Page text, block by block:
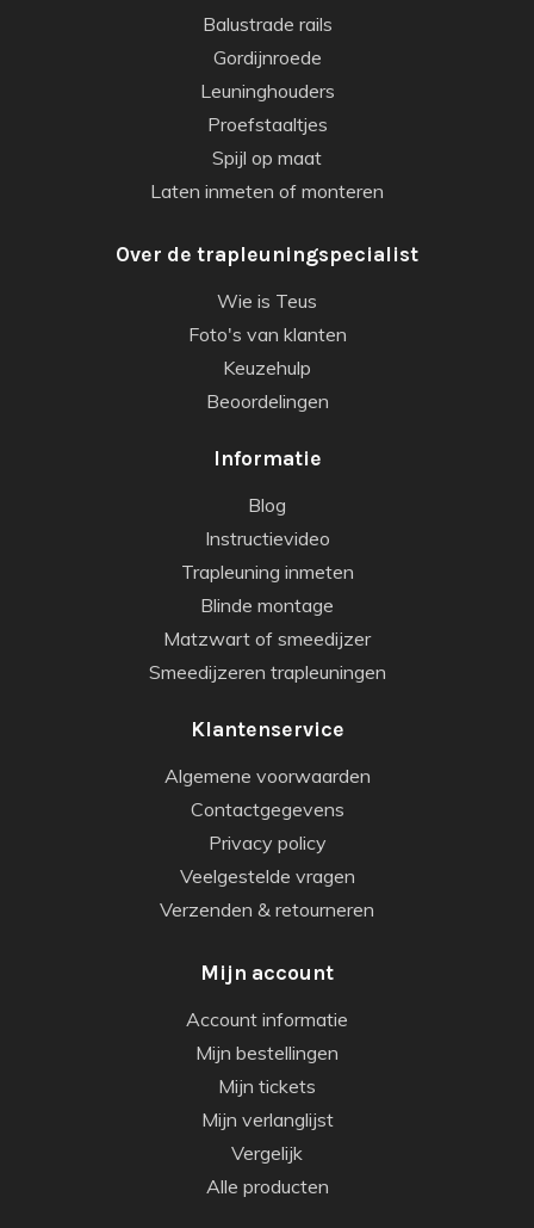
Balustrade rails
Gordijnroede
Leuninghouders
Proefstaaltjes
Spijl op maat
Laten inmeten of monteren
Over de trapleuningspecialist
Wie is Teus
Foto's van klanten
Keuzehulp
Beoordelingen
Informatie
Blog
Instructievideo
Trapleuning inmeten
Blinde montage
Matzwart of smeedijzer
Smeedijzeren trapleuningen
Klantenservice
Algemene voorwaarden
Contactgegevens
Privacy policy
Veelgestelde vragen
Verzenden & retourneren
Mijn account
Account informatie
Mijn bestellingen
Mijn tickets
Mijn verlanglijst
Vergelijk
Alle producten